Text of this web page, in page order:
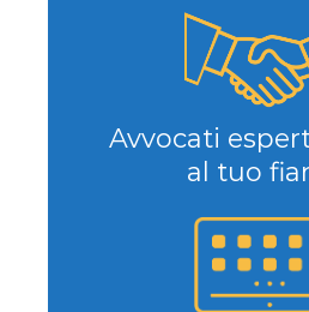
Avvocati
al tuo